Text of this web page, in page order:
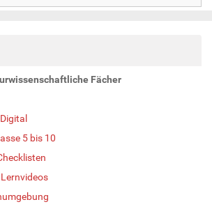
Fächer
5 bis 10